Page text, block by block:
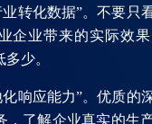
转化数据”。不要只
企业带来的实际效
少。
响应能力”。优质的
，了解企业真实的生